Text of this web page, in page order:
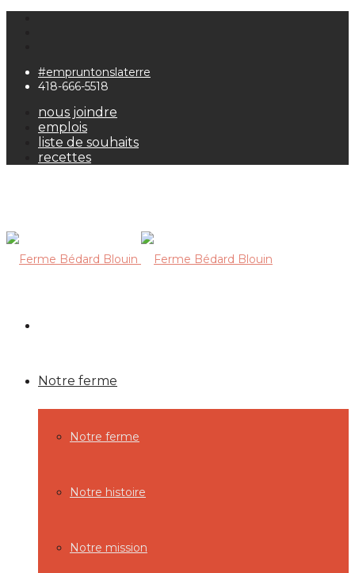
#empruntonslaterre
418-666-5518
nous joindre
emplois
liste de souhaits
recettes
Notre ferme
Notre ferme
Notre histoire
Notre mission